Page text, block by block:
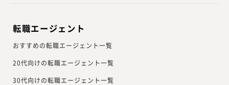
転職エージェント
おすすめの転職エージェント一覧
20代向けの転職エージェント一覧
30代向けの転職エージェント一覧